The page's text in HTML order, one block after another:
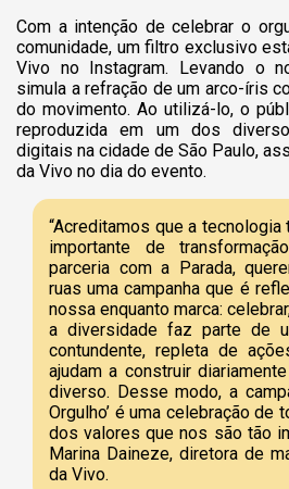
Com a intenção de celebrar o
comunidade, um filtro exclusivo
Vivo no Instagram. Levando o
simula a refração de um arco-íris
do movimento. Ao utilizá-lo, o
reproduzida em um dos
digitais na cidade de São Paulo,
da Vivo no dia do evento.
“Acreditamos que a
importante de
parceria com a Parada,
ruas uma campanha que é
nossa enquanto marca:
a diversidade faz parte de
contundente, repleta de
ajudam a construir
diverso. Desse modo, a
Orgulho’ é uma celebração de
dos valores que nos são tão
Marina Daineze, diretora de
da Vivo.